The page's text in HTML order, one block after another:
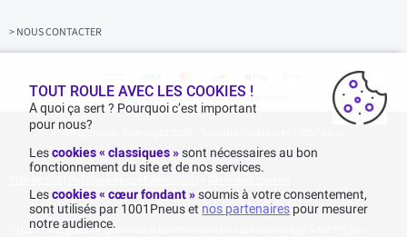
z
v
> NOUS CONTACTER
Achats & paiements 100% sécurisés
1001pneus - Copyright 2026 - Tous droits réservés 1001Pneus
Livraison gratuite : pour tout achat d'un montant supérieur ou égal à 70€ TTC (en-
TOUT ROULE AVEC LES COOKIES !
A quoi ça sert ? Pourquoi c’est important
pour nous?
Lescookies « classiques »sont nécessaires au bon
fonctionnement du site et de nos services.
Lescookies « cœur fondant » soumis à votre consentement,
sont utilisés par 1001Pneus et nos partenaires pour mesurer
notre audience.